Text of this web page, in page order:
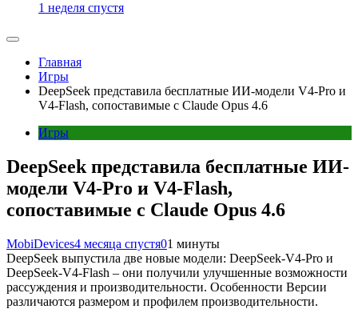
1 неделя спустя
Главная
Игры
DeepSeek представила бесплатные ИИ-модели V4-Pro и
V4-Flash, сопоставимые с Claude Opus 4.6
Игры
DeepSeek представила бесплатные ИИ-
модели V4-Pro и V4-Flash,
сопоставимые с Claude Opus 4.6
MobiDevices4 месяца спустя01 минуты
DeepSeek выпустила две новые модели: DeepSeek-V4-Pro и
DeepSeek-V4-Flash – они получили улучшенные возможности
рассуждения и производительности. Особенности Версии
различаются размером и профилем производительности.